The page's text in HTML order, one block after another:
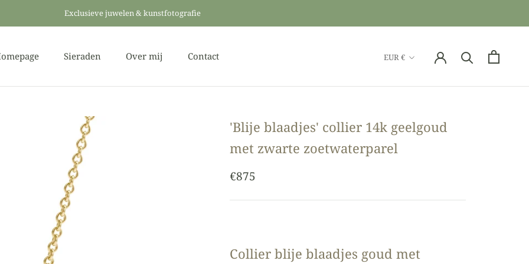
Exclusieve juwelen & kunstfotografie
Sieraden
Over mij
Contact
Valuta
EUR €
'Blije blaadjes' collier 14k geelgoud
met zwarte zoetwaterparel
€875
Collier blije blaadjes goud met